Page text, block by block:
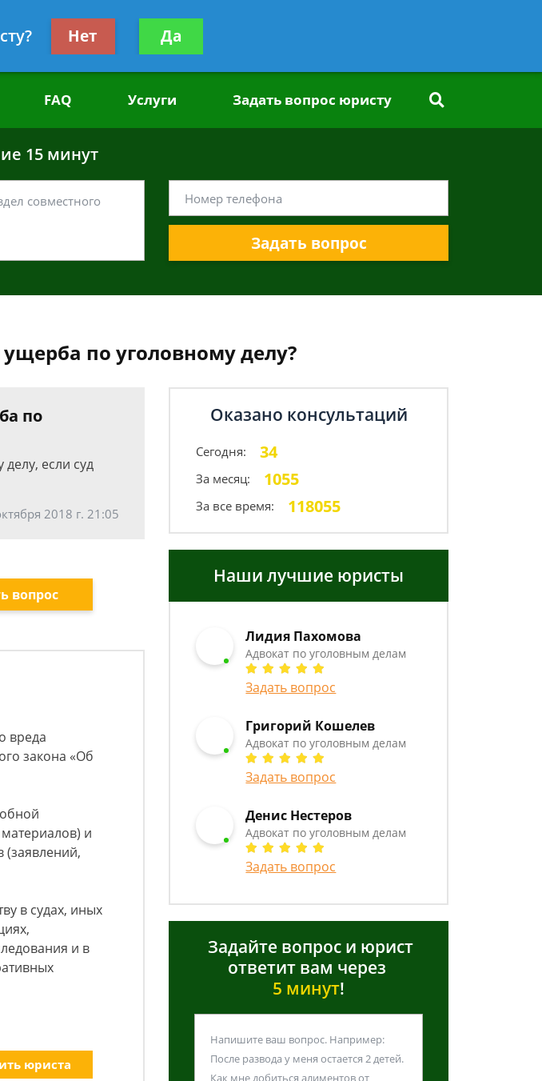
Получите консультацию
бесплатно
FAQ Услуги Задать вопрос юристу
15 минут
Задать вопрос
по уголовному делу?
по
если суд
2018 г. 21:05
вопрос
вреда
закона «Об
и
(заявлений,
в судах, иных
и в
юриста
Оказано консультаций
Сегодня: 34
За месяц: 1055
За все время: 118055
Наши лучшие юристы
Лидия Пахомова
Адвокат по уголовным делам
Задать вопрос
Григорий Кошелев
Адвокат по уголовным делам
Задать вопрос
Денис Нестеров
Адвокат по уголовным делам
Задать вопрос
Задайте вопрос и юрист
ответит вам через
5 минут!
Нет Да